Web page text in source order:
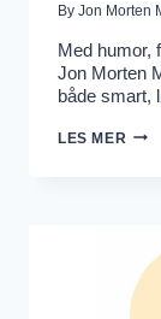
By Jon Morten
Med humor,
Jon Morten
både smart,
LES MER
OG